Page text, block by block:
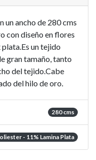
un ancho de 280 cms
con diseño en flores
un tejido
gran tamaño, tanto
del tejido.Cabe
del hilo de oro.
280 cms
- 11% Lamina Plata